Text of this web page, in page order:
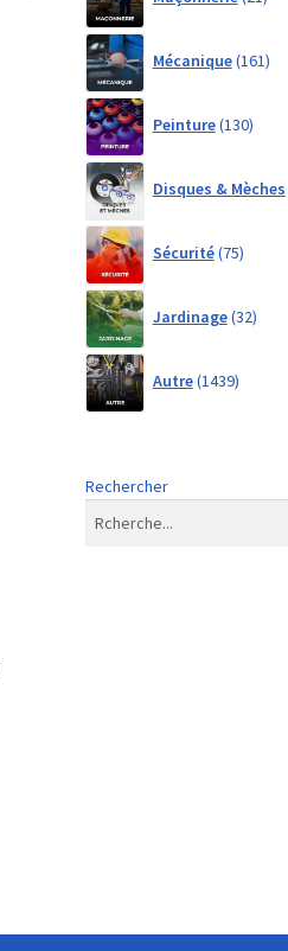
Mécanique 161
Peinture 130
Disques & Mèches
Sécurité 75
Jardinage 32
Autre 1439products
Rechercher